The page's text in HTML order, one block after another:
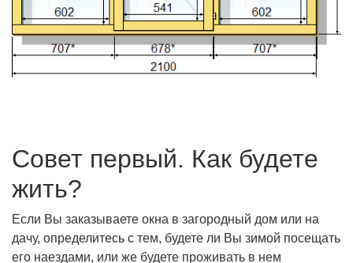
Совет первый. Как будете
жить?
Eсли Вы заказываете окна в загородный дом или на
дачу, определитесь с тем, будете ли Вы зимой посещать
его наездами, или же будете проживать в нем